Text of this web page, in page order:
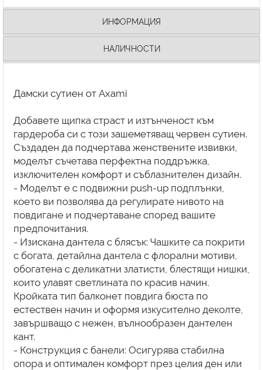
ИНФОРМАЦИЯ
НАЛИЧНОСТИ
Дамски сутиен от Axami
Добавете щипка страст и изтънченост към
гардероба си с този зашеметяващ червен сутиен.
Създаден да подчертава женствените извивки,
моделът съчетава перфектна поддръжка,
изключителен комфорт и съблазнителен дизайн.
- Моделът е с подвижни push-up подплънки,
което ви позволява да регулирате нивото на
повдигане и подчертаване според вашите
предпочитания.
- Изискана дантела с блясък: Чашките са покрити
с богата, детайлна дантела с флорални мотиви,
обогатена с деликатни златисти, блестящи нишки,
които улавят светлината по красив начин.
Кройката тип балконет повдига бюста по
естествен начин и оформя изкусително деколте,
завършващо с нежен, вълнообразен дантелен
кант.
- Конструкция с банели: Осигурява стабилна
опора и оптимален комфорт през целия ден или